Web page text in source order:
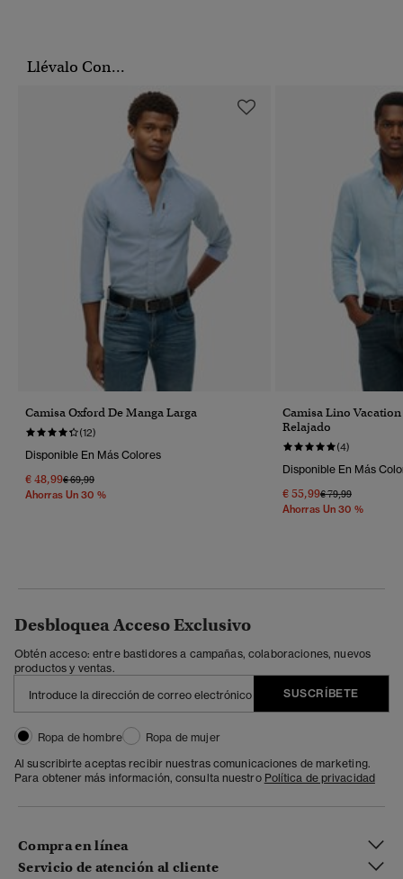
Llévalo Con...
Camisa Oxford De Manga Larga
(12)
Disponible En Más Colores
€ 48,99Precio Rebajado De
€ 69,99A
Ahorras Un 30 %
Camisa Lino
Relajado
(4)
Disponible En Más
€ 55,99Precio Rebajado
€ 79,99A
Ahorras Un 30 %
Desbloquea Acceso Exclusivo
Obtén acceso: entre bastidores a campañas, colaboraciones, nuevos
productos y ventas.
SUSCRÍBETE
Ropa de hombre
Ropa de mujer
Al suscribirte aceptas recibir nuestras comunicaciones de marketing.
Para obtener más información, consulta nuestro Política de privacidad
Compra en línea
Servicio de atención al cliente